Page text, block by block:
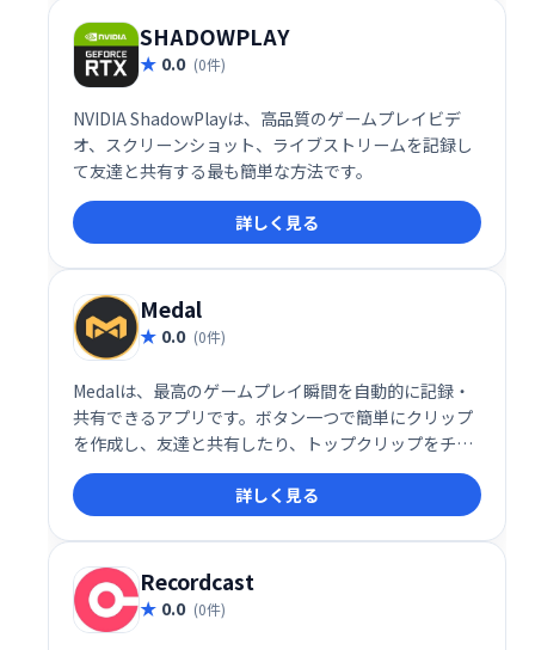
SHADOWPLAY
0.0 (0件)
NVIDIA ShadowPlayは、高品質のゲームプレイビデ
オ、スクリーンショット、ライブストリームを記録し
て友達と共有する最も簡単な方法です。
詳しく見る
Medal
0.0 (0件)
Medalは、最高のゲームプレイ瞬間を自動的に記録・
共有できるアプリです。ボタン一つで簡単にクリップ
を作成し、友達と共有したり、トップクリップをチェ
ックしたりできます。優れたパフォーマンスで、ゲー
ム体験をさらに豊かにします。クリエイターとしての
成長にも最適な場所です。
詳しく見る
Recordcast
0.0 (0件)